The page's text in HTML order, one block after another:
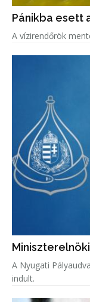
Pánikba esett
A vízirendőrök
A Nyugati
indult.